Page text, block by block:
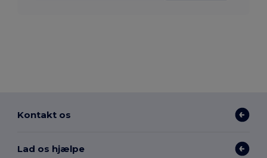
Kontakt os
Lad os hjælpe